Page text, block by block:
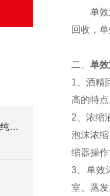
浓缩器是一种重要的分离、提纯设备
单效浓
回收，
二、 单
1、酒精
高的特
2、浓缩
泡沫浓
缩器操
3、单效
室、蒸